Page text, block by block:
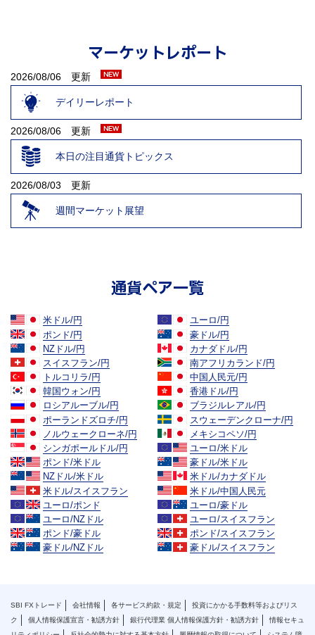
マーケットレポート
2026/08/06 更新
デイリーレポート
2026/08/06 更新
本日の注目通貨トピックス
2026/08/03 更新
週間マーケット展望
通貨ペア一覧
米ドル/円
ユーロ/円
ポンド/円
豪ドル/円
NZドル/円
カナダドル/円
スイスフラン/円
南アフリカランド/円
トルコリラ/円
中国人民元/円
韓国ウォン/円
香港ドル/円
ロシアルーブル/円
ブラジルレアル/円
ポーランドズロチ/円
スウェーデンクローナ/円
ノルウェークローネ/円
メキシコペソ/円
シンガポールドル/円
ユーロ/米ドル
ポンド/米ドル
豪ドル/米ドル
NZドル/米ドル
米ドル/カナダドル
米ドル/スイスフラン
米ドル/中国人民元
ユーロ/ポンド
ユーロ/豪ドル
ユーロ/NZドル
ユーロ/スイスフラン
ポンド/豪ドル
ポンド/スイスフラン
豪ドル/NZドル
豪ドル/スイスフラン
SBI FXトレード 会社情報 各サービス約款・規定
投資にかかる手数料等およびリス
ク
個人情報保護宣言・勧誘方針 銀行代理業 個人情報保護方針・勧誘方針
情報セキュ